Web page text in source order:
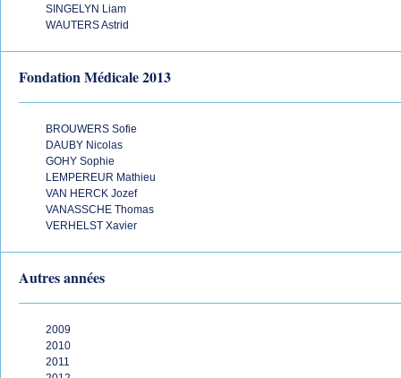
SINGELYN Liam
WAUTERS Astrid
Fondation Médicale 2013
BROUWERS Sofie
DAUBY Nicolas
GOHY Sophie
LEMPEREUR Mathieu
VAN HERCK Jozef
VANASSCHE Thomas
VERHELST Xavier
Autres années
2009
2010
2011